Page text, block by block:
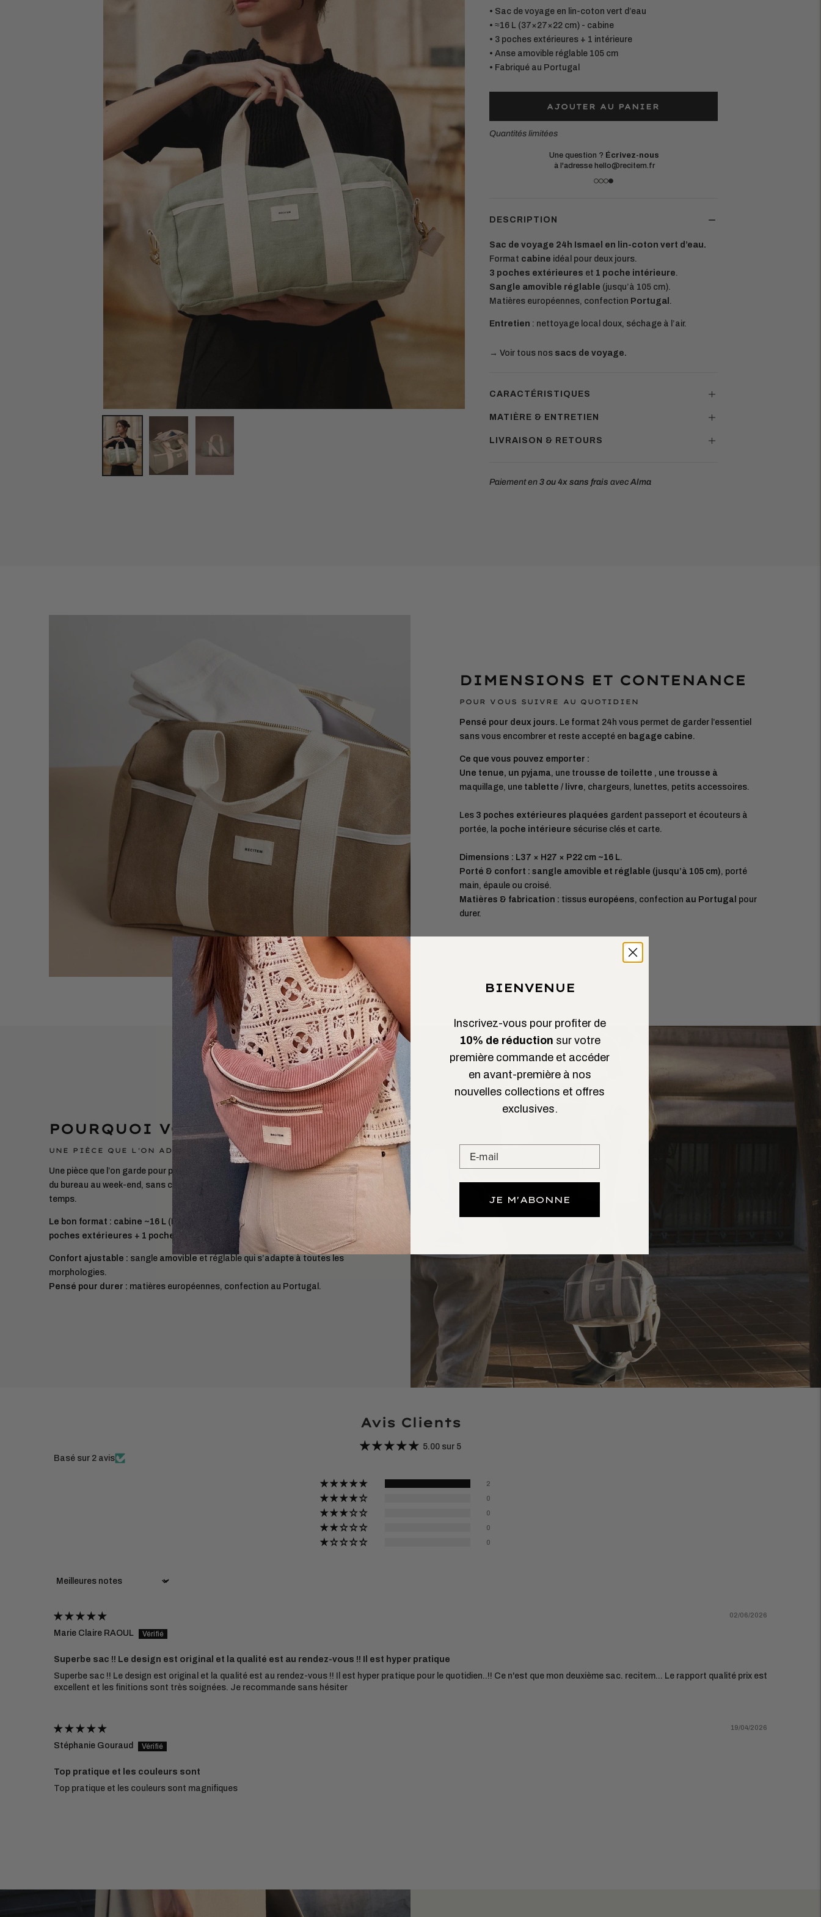
• Sac de voyage en lin-coton vert d’eau
• ≈16 L (37×27×22 cm) - cabine
• 3 poches extérieures + 1 intérieure
• Anse amovible réglable 105 cm
• Fabriqué au Portugal
AJOUTER AU PANIER
Quantités limitées
Livraison offerte
en point relais dès 75€.
(France métropolitaine et Belgique)
Matières européennes durables.
Chaque pièce est conçue pour durer
Une question ? Écrivez-nous
à l'adresse hello@recitem.fr
DESCRIPTION
Sac de voyage 24h Ismael en lin-coton vert d’eau.
Format cabine idéal pour deux jours.
3 poches extérieures et 1 poche intérieure.
Sangle amovible réglable (jusqu’à 105 cm).
Matières européennes, confection Portugal .
Entretien : nettoyage local doux, séchage à l’air.
→ Voir tous nos sacs de voyage.
CARACTÉRISTIQUES
MATIÈRE & ENTRETIEN
LIVRAISON & RETOURS
Paiement en 3 ou 4x sans frais avecAlma
DIMENSIONS ET CONTENANCE
POUR VOUS SUIVRE AU QUOTIDIEN
Pensé pour deux jours. Le format 24h vous permet de garder l’essentiel
sans vous encombrer et reste accepté en bagage cabine.
Ce que vous pouvez emporter :
Une tenue, un pyjama, une trousse de toilette , une trousse à
maquillage, une tablette / livre, chargeurs, lunettes, petits accessoires.
Les 3 poches extérieures plaquées gardent passeport et écouteurs à
portée, la poche intérieure sécurise clés et carte.
Dimensions : L37 × H27 × P22 cm ~16 L.
Porté & confort : sangle amovible et réglable (jusqu’à 105 cm), porté
main, épaule ou croisé.
Matières & fabrication : tissus européens, confection au Portugal pour
durer.
POURQUOI VOUS ALLEZ L’AIMER
UNE PIÈCE QUE L'ON ADOPTE ET QUE L'ON GARDE
Une pièce que l’on garde pour partir léger. Le sac de voyage 24hvous suit
du bureau au week-end, sans compromis sur le style ni la tenue dans le
temps.
Le bon format : cabine ~16 L ( L37 × H27 × P22 cm ) pour 1–2 jours.
poches extérieures + 1 poche intérieure pour tout organiser.
Confort ajustable : sangle amovible et réglable qui s’adapte à toutes les
morphologies.
Pensé pour durer : matières européennes, confection au Portugal.
Avis Clients
5.00 sur 5
Basé sur 2 avis
2
0
0
0
0
Sort by
02/06/2026
Marie Claire RAOUL
Superbe sac !! Le design est original et la qualité est au rendez-vous !! Il est hyper pratique
Superbe sac !! Le design est original et la qualité est au rendez-vous !! Il est hyper pratique pour le quotidien..!! Ce n'est que mon deuxième sac. recitem... Le rapport qualité prix est
excellent et les finitions sont très soignées. Je recommande sans hésiter
19/04/2026
Stéphanie Gouraud
Top pratique et les couleurs sont
Top pratique et les couleurs sont magnifiques
BIENVENUE
Inscrivez-vous pour profiter de
10% de réduction sur votre
première commande et accéder
en avant-première à nos
nouvelles collections et offres
exclusives.
JE M'ABONNE